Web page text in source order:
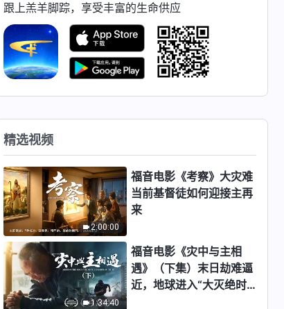
3:08
基督教会歌曲《神对人的要求都
是人能达到的》【诗歌MV】
基督教会歌曲《神希望更多的人
3:57
4:42
基督教会歌曲《得着真理才是被
神成全》【诗歌MV】
基督教会歌曲《有熬炼才有信
心》【诗歌MV】
跟上羔羊脚踪，享受丰富的生命供应
精选视频
2:00:00
福音电影《考察》大灾难
当前基督徒如何迎接主再
来
1:34:40
福音电影《灾中与主相
遇》（下集）末日劫难逼
近，地球进入“大灭绝时